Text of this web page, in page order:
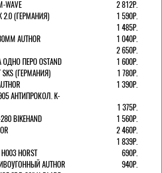
WAVE
2 812Р.
2.0 (ГЕРМАНИЯ)
1 590Р.
1 485Р.
AUTHOR
1 040Р.
2 650Р.
ПЕРО OSTAND
1 600Р.
SKS (ГЕРМАНИЯ)
1 780Р.
1 390Р.
АНТИПРОКОЛ. K-
1 375Р.
BIKEHAND
1 560Р.
2 460Р.
1 839Р.
HORST
690Р.
AUTHOR
940Р.